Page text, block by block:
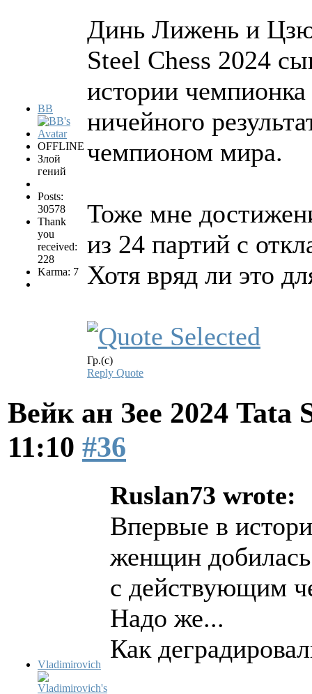
BB
OFFLINE
Злой
гений
Posts:
30578
Thank
you
received:
228
Karma: 7
Динь Лижень и
Steel Chess 2024
истории
ничейного
чемпионом мира.
Тоже мне
из 24 партий с
Хотя вряд ли это
Гр.(с)
Reply Quote
Вейк ан Зее 2024 Tata
11:10 #36
Vladimirovich
Ruslan73 wrote:
Впервые в
женщин добилась
с действующим
Надо же...
Как